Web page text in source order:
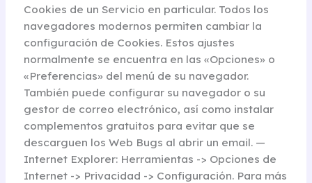
Cookies de un Servicio en particular. Todos los
navegadores modernos permiten cambiar la
configuración de Cookies. Estos ajustes
normalmente se encuentra en las «Opciones» o
«Preferencias» del menú de su navegador.
También puede configurar su navegador o su
gestor de correo electrónico, así como instalar
complementos gratuitos para evitar que se
descarguen los Web Bugs al abrir un email. —
Internet Explorer: Herramientas -> Opciones de
Internet -> Privacidad -> Configuración. Para más